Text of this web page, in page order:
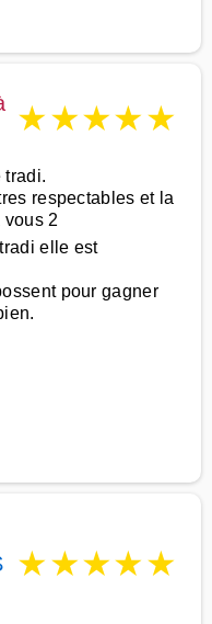
★★★★★
tradi.
respectables et la
2
elle est
pour gagner
★★★★★